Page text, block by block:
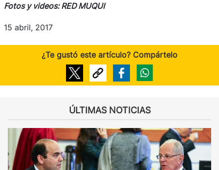
Fotos y videos: RED MUQUI
15 abril, 2017
¿Te gustó este artículo? Compártelo
ÚLTIMAS NOTICIAS